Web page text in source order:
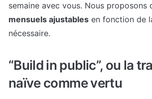
semaine avec vous. Nous proposons
mensuels ajustables en fonction de
nécessaire.
“Build in public”, ou la
naïve comme vertu